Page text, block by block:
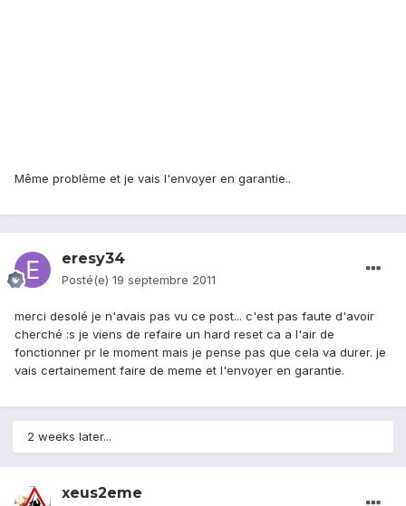
Même problème et je vais l'envoyer en garantie..
eresy34
Posté(e) 19 septembre 2011
merci desolé je n'avais pas vu ce post... c'est pas faute d'avoir
cherché :s je viens de refaire un hard reset ca a l'air de
fonctionner pr le moment mais je pense pas que cela va durer. je
vais certainement faire de meme et l'envoyer en garantie.
2 weeks later...
xeus2eme